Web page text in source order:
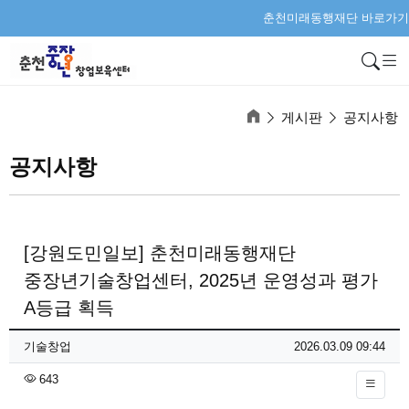
춘천미래동행재단 바로가기
검
게시판 공지사항
공지사항
[강원도민일보] 춘천미래동행재단
중장년기술창업센터, 2025년 운영성과 평가
A등급 획득
페이지 정보
작성자
기술창업 작성일
2026.03.09 09:44
643조회